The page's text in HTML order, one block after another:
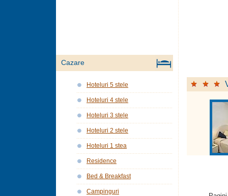
Cazare
Hoteluri 5 stele
Hoteluri 4 stele
Hoteluri 3 stele
Hoteluri 2 stele
Hoteluri 1 stea
Residence
Bed & Breakfast
Campinguri